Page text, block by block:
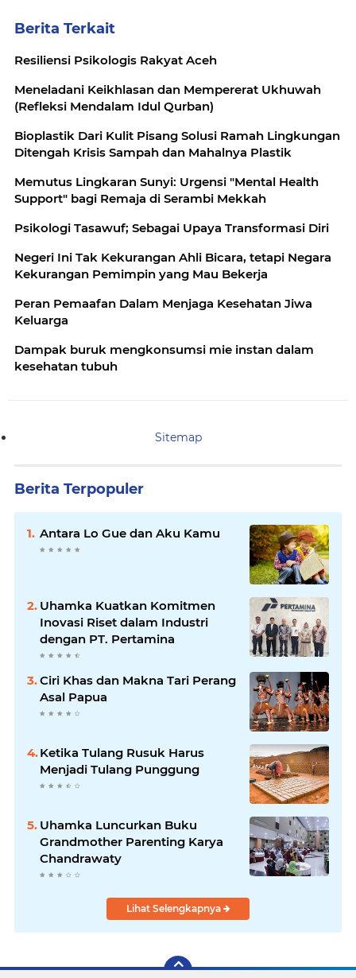
Berita Terkait
Resiliensi Psikologis Rakyat Aceh
Meneladani Keikhlasan dan Mempererat Ukhuwah
(Refleksi Mendalam Idul Qurban)
Bioplastik Dari Kulit Pisang Solusi Ramah Lingkungan
Ditengah Krisis Sampah dan Mahalnya Plastik
Memutus Lingkaran Sunyi: Urgensi "Mental Health
Support" bagi Remaja di Serambi Mekkah
Psikologi Tasawuf; Sebagai Upaya Transformasi Diri
Negeri Ini Tak Kekurangan Ahli Bicara, tetapi Negara
Kekurangan Pemimpin yang Mau Bekerja
Peran Pemaafan Dalam Menjaga Kesehatan Jiwa
Keluarga
Dampak buruk mengkonsumsi mie instan dalam
kesehatan tubuh
Sitemap
Berita Terpopuler
Antara Lo Gue dan Aku Kamu
Uhamka Kuatkan Komitmen
Inovasi Riset dalam Industri
dengan PT. Pertamina
Ciri Khas dan Makna Tari Perang
Asal Papua
Ketika Tulang Rusuk Harus
Menjadi Tulang Punggung
Uhamka Luncurkan Buku
Grandmother Parenting Karya
Chandrawaty
Lihat Selengkapnya